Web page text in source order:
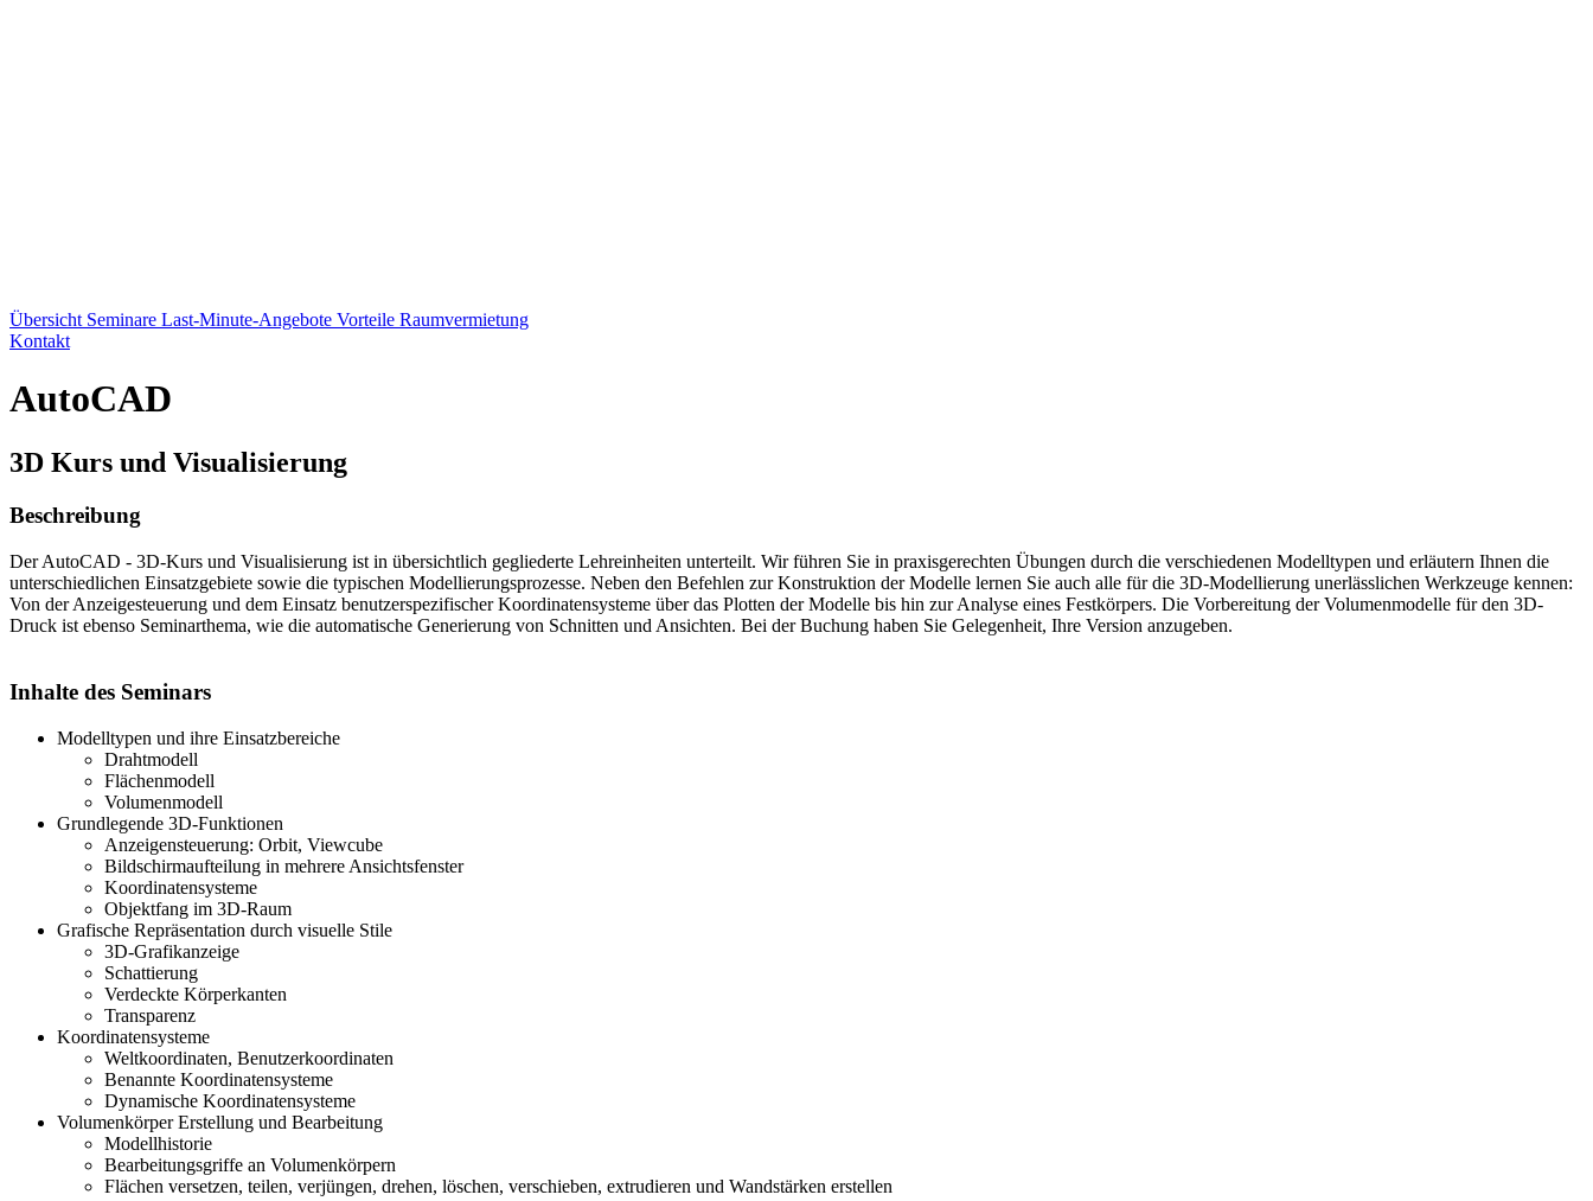
Übersicht Seminare Last-Minute-Angebote Vorteile Raumvermietung
Kontakt
AutoCAD
3D Kurs und Visualisierung
Beschreibung
Der AutoCAD - 3D-Kurs und Visualisierung ist in übersichtlich gegliederte Lehreinheiten unterteilt. Wir führen Sie in praxisgerechten Übungen durch die verschiedenen Modelltypen und erläutern Ihnen die
unterschiedlichen Einsatzgebiete sowie die typischen Modellierungsprozesse. Neben den Befehlen zur Konstruktion der Modelle lernen Sie auch alle für die 3D-Modellierung unerlässlichen Werkzeuge kennen:
Von der Anzeigesteuerung und dem Einsatz benutzerspezifischer Koordinatensysteme über das Plotten der Modelle bis hin zur Analyse eines Festkörpers. Die Vorbereitung der Volumenmodelle für den 3D-
Druck ist ebenso Seminarthema, wie die automatische Generierung von Schnitten und Ansichten. Bei der Buchung haben Sie Gelegenheit, Ihre Version anzugeben.
Inhalte des Seminars
Modelltypen und ihre Einsatzbereiche
Drahtmodell
Flächenmodell
Volumenmodell
Grundlegende 3D-Funktionen
Anzeigensteuerung: Orbit, Viewcube
Bildschirmaufteilung in mehrere Ansichtsfenster
Koordinatensysteme
Objektfang im 3D-Raum
Grafische Repräsentation durch visuelle Stile
3D-Grafikanzeige
Schattierung
Verdeckte Körperkanten
Transparenz
Koordinatensysteme
Weltkoordinaten, Benutzerkoordinaten
Benannte Koordinatensysteme
Dynamische Koordinatensysteme
Volumenkörper Erstellung und Bearbeitung
Modellhistorie
Bearbeitungsgriffe an Volumenkörpern
Flächen versetzen, teilen, verjüngen, drehen, löschen, verschieben, extrudieren und Wandstärken erstellen